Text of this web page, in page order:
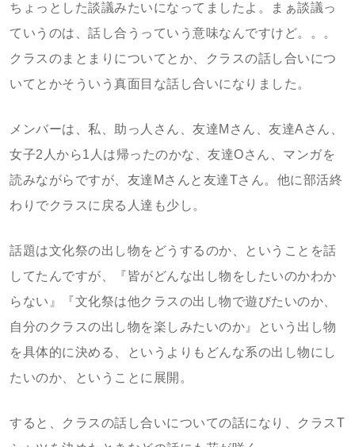
ちょっとした談議みたいになってましたよ。まぁ談議っ
ていうのは、話し合うっていう意味なんですけど。。。
クラスのまとまりについてとか、クラスの話し合いにつ
いてとかそういう真面目な話し合いになりました。
メンバーは、私、助っ人さん、友達Mさん、友達Aさん、
女子2人から1人は帰ったのかな、友達Oさん、マンガを
読みながらですが、友達Mさんと友達Tさん。他に部活終
わりでクラスに戻る人達も少し。
話題は文化祭の出し物をどうするのか、ということを話
してたんですが、『皆がどんな出し物をしたいのかわか
らない』『文化祭は他クラスの出し物で遊びたいのか、
自分のクラスの出し物を楽しみたいのか』という出し物
を具体的に決める、というよりもどんな系の出し物にし
たいのか、ということに展開。
すると、クラスの話し合いについての話になり、クラスT